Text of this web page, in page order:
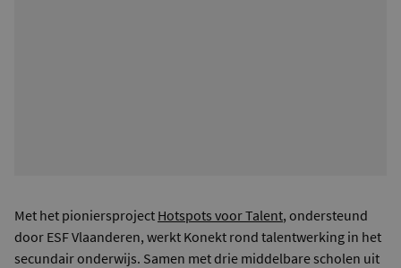
Met het pioniersproject Hotspots voor Talent, ondersteund
door ESF Vlaanderen, werkt Konekt rond talentwerking in het
secundair onderwijs. Samen met drie middelbare scholen uit